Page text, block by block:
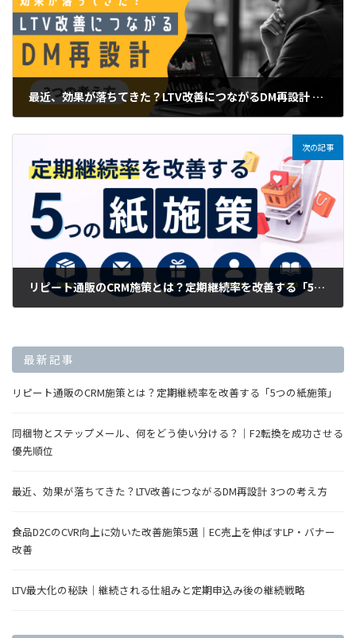
最近、効果が落ちてきた？LTV改善につながるDM再設計 3つの考え方
次の記事
リピート通販のCRM施策とは？定期継続率を改善する「5つの紙施策」
最新記事
リピート通販のCRM施策とは？定期継続率を改善する「5つの紙施策」
同梱物とステップメール、何をどう使い分ける？｜F2転換を成功させる
優先順位
最近、効果が落ちてきた？LTV改善につながるDM再設計 3つの考え方
食品D2CのCVR向上に効いた改善施策5選｜EC売上を伸ばすLP・バナー
改善
LTV最大化の秘訣｜継続される仕組みと定期申込み後の継続戦略